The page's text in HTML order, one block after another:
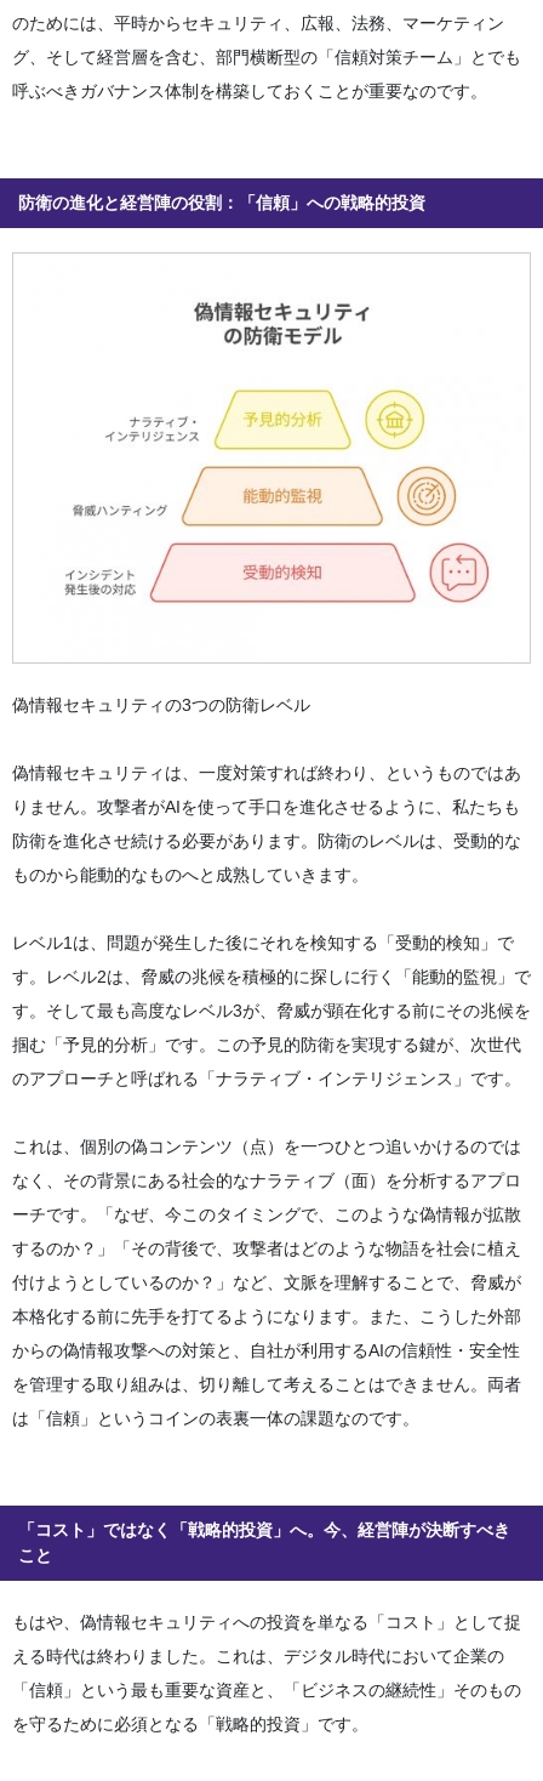
のためには、平時からセキュリティ、広報、法務、マーケティン
グ、そして経営層を含む、部門横断型の「信頼対策チーム」とでも
呼ぶべきガバナンス体制を構築しておくことが重要なのです。
防衛の進化と経営陣の役割：「信頼」への戦略的投資
偽情報セキュリティの3つの防衛レベル
偽情報セキュリティは、一度対策すれば終わり、というものではあ
りません。攻撃者がAIを使って手口を進化させるように、私たちも
防衛を進化させ続ける必要があります。防衛のレベルは、受動的な
ものから能動的なものへと成熟していきます。
レベル1は、問題が発生した後にそれを検知する「受動的検知」で
す。レベル2は、脅威の兆候を積極的に探しに行く「能動的監視」で
す。そして最も高度なレベル3が、脅威が顕在化する前にその兆候を
掴む「予見的分析」です。この予見的防衛を実現する鍵が、次世代
のアプローチと呼ばれる「ナラティブ・インテリジェンス」です。
これは、個別の偽コンテンツ（点）を一つひとつ追いかけるのでは
なく、その背景にある社会的なナラティブ（面）を分析するアプロ
ーチです。「なぜ、今このタイミングで、このような偽情報が拡散
するのか？」「その背後で、攻撃者はどのような物語を社会に植え
付けようとしているのか？」など、文脈を理解することで、脅威が
本格化する前に先手を打てるようになります。また、こうした外部
からの偽情報攻撃への対策と、自社が利用するAIの信頼性・安全性
を管理する取り組みは、切り離して考えることはできません。両者
は「信頼」というコインの表裏一体の課題なのです。
「コスト」ではなく「戦略的投資」へ。今、経営陣が決断すべき
こと
もはや、偽情報セキュリティへの投資を単なる「コスト」として捉
える時代は終わりました。これは、デジタル時代において企業の
「信頼」という最も重要な資産と、「ビジネスの継続性」そのもの
を守るために必須となる「戦略的投資」です。